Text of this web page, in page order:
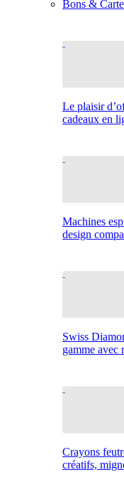
Bons &
Le plaisir
cadeaux en
Machines
design
Swiss
gamme avec
Crayons
créatifs,